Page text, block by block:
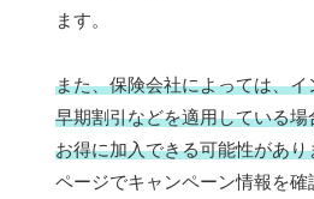
ます。
また、保険会社によっては、
早期割引などを適用している
お得に加入できる可能性があり
ページでキャンペーン情報を確